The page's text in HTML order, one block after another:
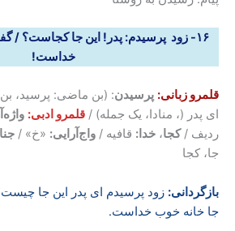
۱۶- زود پرسیدم: پدر! این جا کجاست؟ /
خداست!
قلمرو زبانی: پرسیدن: (بن ماضی: پرسید،
ای پدر (، منادا، یک جمله) / قلمرو ادبی:
ردیف /کجا، خدا: قافیه / واج‌آرایی: «خ» /
جا، کجا
بازگردانی: زود پرسیدم ای پدر این جا
جا خانه خوب خداست.